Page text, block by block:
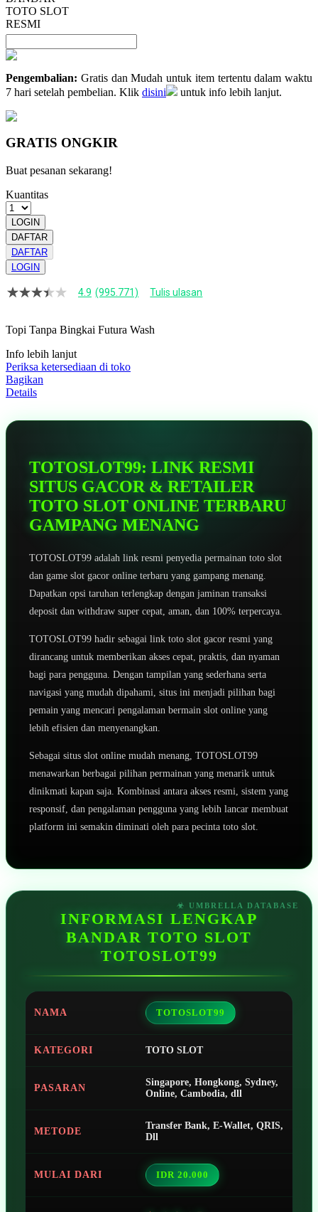
TOTO SLOT
RESMI
Pengembalian: Gratis dan Mudah untuk item tertentu dalam waktu
7 hari setelah pembelian. Klik disini untuk info lebih lanjut.
GRATIS ONGKIR
Buat pesanan sekarang!
Kuantitas
LOGIN
DAFTAR
DAFTAR
LOGIN
4.9
bintang,
rating
rata-
rata.
Read
13
Tautan
4.9 (995.771) Tulis ulasan
Topi Tanpa Bingkai Futura Wash
Info lebih lanjut
Periksa ketersediaan di toko
Bagikan
Details
TOTOSLOT99: LINK RESMI
SITUS GACOR & RETAILER
TOTO SLOT ONLINE TERBARU
GAMPANG MENANG
TOTOSLOT99 adalah link resmi penyedia permainan toto slot
dan game slot gacor online terbaru yang gampang menang.
Dapatkan opsi taruhan terlengkap dengan jaminan transaksi
deposit dan withdraw super cepat, aman, dan 100% terpercaya.
TOTOSLOT99 hadir sebagai link toto slot gacor resmi yang
dirancang untuk memberikan akses cepat, praktis, dan nyaman
bagi para pengguna. Dengan tampilan yang sederhana serta
navigasi yang mudah dipahami, situs ini menjadi pilihan bagi
pemain yang mencari pengalaman bermain slot online yang
lebih efisien dan menyenangkan.
Sebagai situs slot online mudah menang, TOTOSLOT99
menawarkan berbagai pilihan permainan yang menarik untuk
dinikmati kapan saja. Kombinasi antara akses resmi, sistem yang
responsif, dan pengalaman pengguna yang lebih lancar membuat
platform ini semakin diminati oleh para pecinta toto slot.
INFORMASI LENGKAP
BANDAR TOTO SLOT
TOTOSLOT99
NAMA TOTOSLOT99
KATEGORI TOTO SLOT
PASARAN
Singapore, Hongkong, Sydney,
Online, Cambodia, dll
METODE
Transfer Bank, E-Wallet, QRIS,
Dll
MULAI DARI IDR 20.000